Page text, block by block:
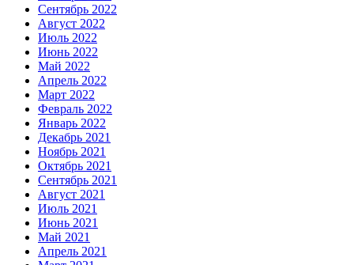
Сентябрь 2022
Август 2022
Июль 2022
Июнь 2022
Май 2022
Апрель 2022
Март 2022
Февраль 2022
Январь 2022
Декабрь 2021
Ноябрь 2021
Октябрь 2021
Сентябрь 2021
Август 2021
Июль 2021
Июнь 2021
Май 2021
Апрель 2021